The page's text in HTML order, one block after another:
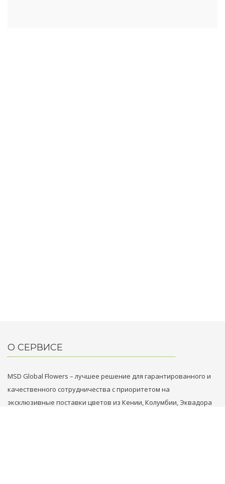
О СЕРВИСЕ
MSD Global Flowers – лучшее решение для гарантированного и
качественного сотрудничества с приоритетом на
эксклюзивные поставки цветов из Кении, Колумбии, Эквадора